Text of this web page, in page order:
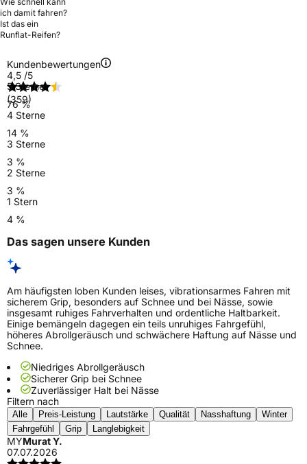
ich damit fahren?
Ist das ein
Runflat-Reifen?
Kundenbewertungen
4,5 /5
(359)
5 Sterne
76 %
4 Sterne
14 %
3 Sterne
3 %
2 Sterne
3 %
1 Stern
4 %
Das sagen unsere Kunden
Am häufigsten loben Kunden leises, vibrationsarmes Fahren mit
sicherem Grip, besonders auf Schnee und bei Nässe, sowie
insgesamt ruhiges Fahrverhalten und ordentliche Haltbarkeit.
Einige bemängeln dagegen ein teils unruhiges Fahrgefühl,
höheres Abrollgeräusch und schwächere Haftung auf Nässe und
Schnee.
Niedriges Abrollgeräusch
Sicherer Grip bei Schnee
Zuverlässiger Halt bei Nässe
Filtern nach
Alle Preis-Leistung Lautstärke Qualität Nasshaftung
Winter
Fahrgefühl
Grip Langlebigkeit
MYMurat Y.
07.07.2026